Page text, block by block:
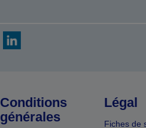
Conditions
générales
Légal
Fiches de